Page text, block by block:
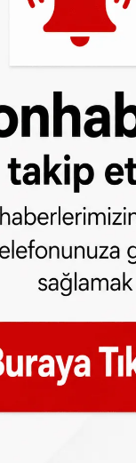
dönerim
!
beni
okyanuslarda,